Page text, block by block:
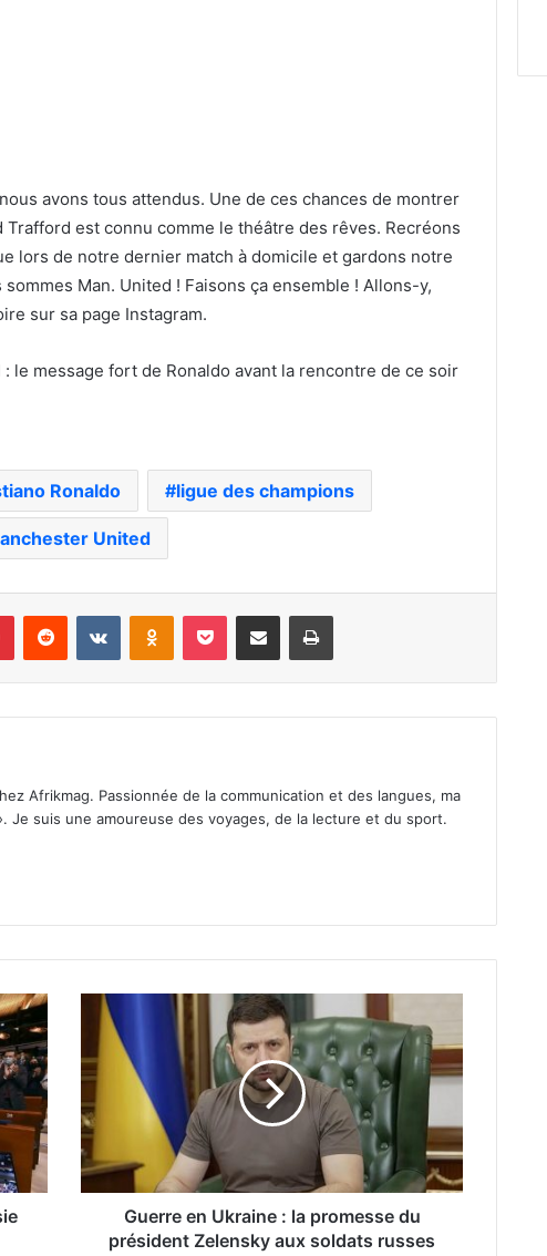
avons tous attendus. Une de ces chances de montrer
est connu comme le théâtre des rêves. Recréons
lors de notre dernier match à domicile et gardons notre
Man. United ! Faisons ça ensemble ! Allons-y,
sur sa page Instagram.
Ronaldo ligue des champions
United
PinterestReddit VKontakteOdnoklassniki
Pocket Partager par email Imprimer
Afrikmag. Passionnée de la communication et des langues, ma
Je suis une amoureuse des voyages, de la lecture et du sport.
Guerre en Ukraine : la promesse du
président Zelensky aux soldats russes